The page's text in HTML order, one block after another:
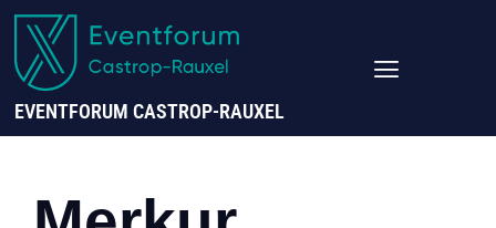
EVENTFORUM CASTROP-RAUXEL